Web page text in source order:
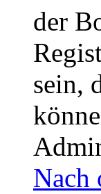
der
sein,
Nach